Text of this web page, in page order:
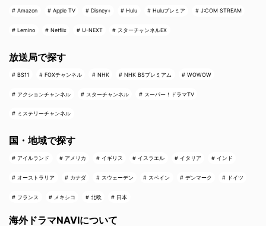
Amazon Apple TV Disney+ Hulu Huluプレミア J:COM STREAM
Lemino Netflix U-NEXT スターチャンネルEX
放送局で探す
BS11 FOXチャンネル NHK NHK BSプレミアム WOWOW
アクションチャンネル スターチャンネル スーパー！ドラマTV
ミステリーチャンネル
国・地域で探す
アイルランド アメリカ イギリス イスラエル イタリア インド
オーストラリア カナダ スウェーデン スペイン デンマーク ドイツ
フランス メキシコ 北欧 日本
海外ドラマNAVIについて